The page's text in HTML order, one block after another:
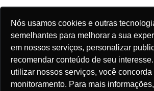
Nós usamos cookies e outras
semelhantes para melhorar a sua
em nossos serviços, personalizar
recomendar conteúdo de seu
utilizar nossos serviços, você concorda
monitoramento. Para mais informações,